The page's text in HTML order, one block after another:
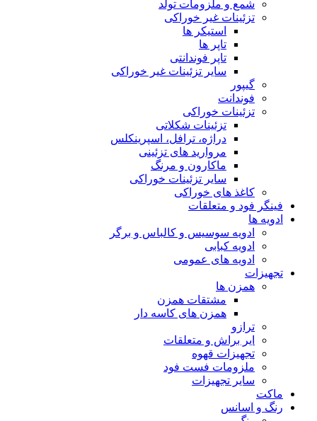
شمع و ملزومات تولد
تزئینات غیر خوراکی
استیکر ها
تاپر ها
تاپر فوندانتی
سایر تزئینات غیر خوراکی
گیپور
فوندانت
تزئینات خوراکی
تزئینات شکلاتی
دراژه، ترافل، اسپرینکلس
مروارید های تزئینی
ماکارون و مرنگ
سایر تزئینات خوراکی
کاغذ های خوراکی
فینگر فود و متعلقات
ادویه ها
ادویه سوسیس و کالباس و برگر
ادویه کبابی
ادویه های عمومی
تجهیزات
همزن ها
مشتقات همزن
همزن های کاسه دار
ترازو
ایر براش و متعلقات
تجهیزات قهوه
ملزومات فست فود
سایر تجهیزات
ماکت
رنگ و اسانس